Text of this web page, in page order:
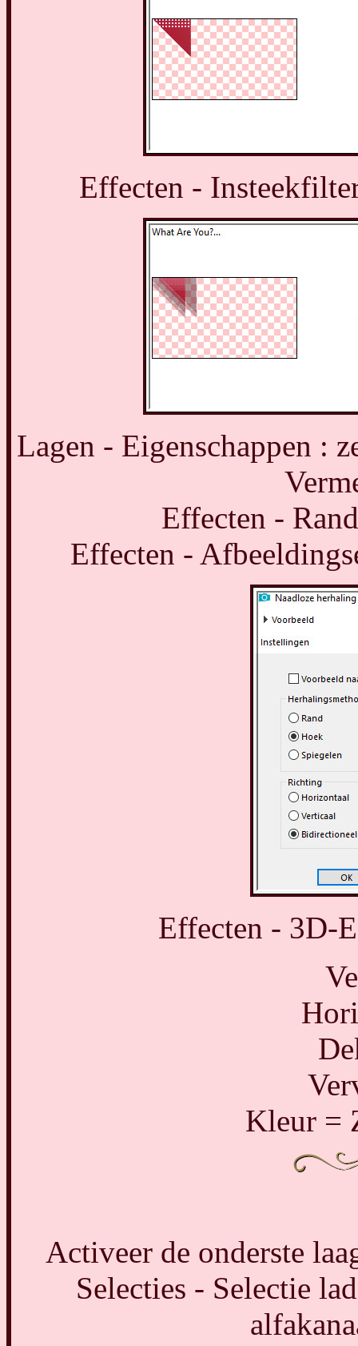
Effecten -
Lagen - Eigenschappen :
Effecten -
Effecten -
Effecten - 3D-
Kleur =
Activeer de onderste
Selecties - Selectie